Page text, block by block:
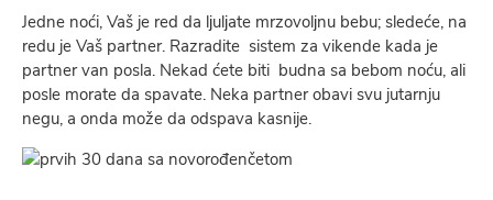
Jedne noći, Vaš je red da lјulјate mrzovolјnu bebu; sledeće, na
redu je Vaš partner. Razradite sistem za vikende kada je
partner van posla. Nekad ćete biti budna sa bebom noću, ali
posle morate da spavate. Neka partner obavi svu jutarnju
negu, a onda može da odspava kasnije.